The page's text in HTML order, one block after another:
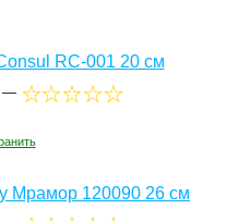
RC-001 20 см
—
Мрамор 120090 26 см